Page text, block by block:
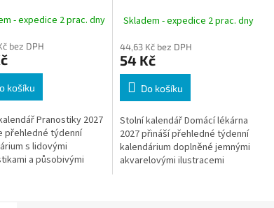
- expedice 2 prac. dny
bez DPH
košíku
Pranostiky 2027
přehledné týdenní
s lidovými
a působivými
Skladem - expedice 2 prac. dny
44,63 Kč bez DPH
54 Kč
Do košíku
Stolní kalendář Domácí lékárna
2027 přináší přehledné týdenní
kalendárium doplněné jemnými
akvarelovými ilustracemi